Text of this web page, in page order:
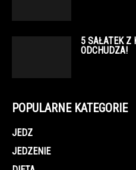
5 SAŁATEK Z
ODCHUDZA!
POPULARNE KATEGORIE
JEDZ
JEDZENIE